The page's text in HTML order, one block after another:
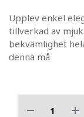
Upplev enkel
tillverkad av
bekvämlighet
denna må